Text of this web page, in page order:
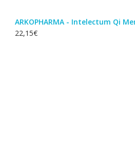
ARKOPHARMA - Intelectum Qi
22,15€